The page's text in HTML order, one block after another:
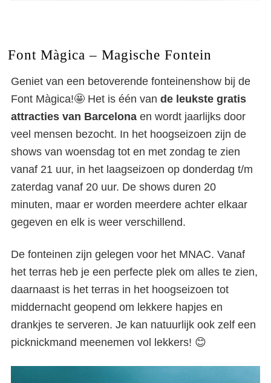
Font Màgica – Magische Fontein
Geniet van een betoverende fonteinenshow bij de
Font Màgica!🤩 Het is één van de leukste gratis
attracties van Barcelona en wordt jaarlijks door
veel mensen bezocht. In het hoogseizoen zijn de
shows van woensdag tot en met zondag te zien
vanaf 21 uur, in het laagseizoen op donderdag t/m
zaterdag vanaf 20 uur. De shows duren 20
minuten, maar er worden meerdere achter elkaar
gegeven en elk is weer verschillend.
De fonteinen zijn gelegen voor het MNAC. Vanaf
het terras heb je een perfecte plek om alles te zien,
daarnaast is het terras in het hoogseizoen tot
middernacht geopend om lekkere hapjes en
drankjes te serveren. Je kan natuurlijk ook zelf een
picknickmand meenemen vol lekkers! 😊